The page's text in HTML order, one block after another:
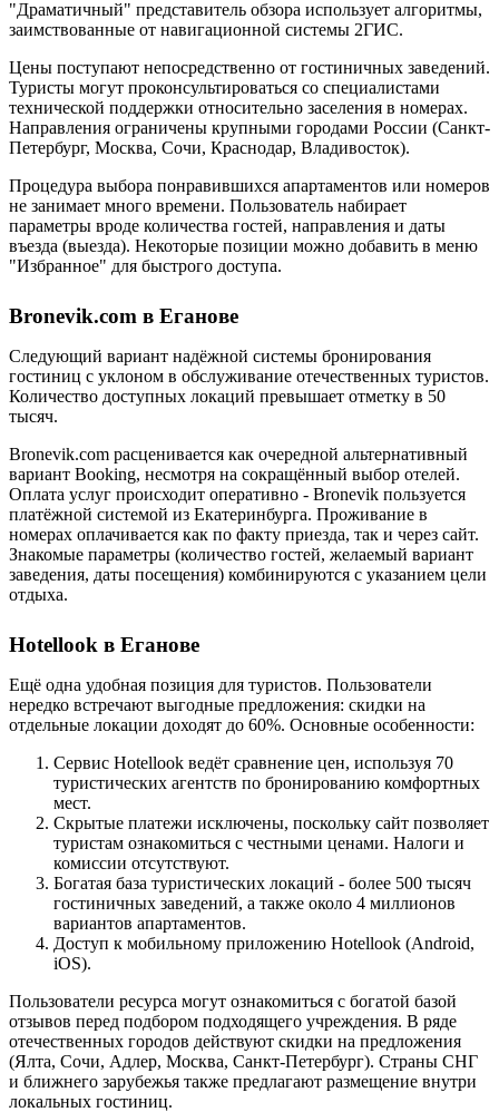
"Драматичный" представитель обзора использует алгоритмы,
заимствованные от навигационной системы 2ГИС.
Цены поступают непосредственно от гостиничных заведений.
Туристы могут проконсультироваться со специалистами
технической поддержки относительно заселения в номерах.
Направления ограничены крупными городами России (Санкт-
Петербург, Москва, Сочи, Краснодар, Владивосток).
Процедура выбора понравившихся апартаментов или номеров
не занимает много времени. Пользователь набирает
параметры вроде количества гостей, направления и даты
въезда (выезда). Некоторые позиции можно добавить в меню
"Избранное" для быстрого доступа.
Bronevik.com в Еганове
Следующий вариант надёжной системы бронирования
гостиниц с уклоном в обслуживание отечественных туристов.
Количество доступных локаций превышает отметку в 50
тысяч.
Bronevik.com расценивается как очередной альтернативный
вариант Booking, несмотря на сокращённый выбор отелей.
Оплата услуг происходит оперативно - Bronevik пользуется
платёжной системой из Екатеринбурга. Проживание в
номерах оплачивается как по факту приезда, так и через сайт.
Знакомые параметры (количество гостей, желаемый вариант
заведения, даты посещения) комбинируются с указанием цели
отдыха.
Hotellook в Еганове
Ещё одна удобная позиция для туристов. Пользователи
нередко встречают выгодные предложения: скидки на
отдельные локации доходят до 60%. Основные особенности:
Сервис Hotellook ведёт сравнение цен, используя 70
туристических агентств по бронированию комфортных
мест.
Скрытые платежи исключены, поскольку сайт позволяет
туристам ознакомиться с честными ценами. Налоги и
комиссии отсутствуют.
Богатая база туристических локаций - более 500 тысяч
гостиничных заведений, а также около 4 миллионов
вариантов апартаментов.
Доступ к мобильному приложению Hotellook (Android,
iOS).
Пользователи ресурса могут ознакомиться с богатой базой
отзывов перед подбором подходящего учреждения. В ряде
отечественных городов действуют скидки на предложения
(Ялта, Сочи, Адлер, Москва, Санкт-Петербург). Страны СНГ
и ближнего зарубежья также предлагают размещение внутри
локальных гостиниц.